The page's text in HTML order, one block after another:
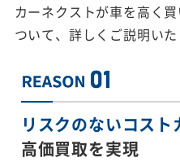
カーネクストが車を高く
ついて、詳しくご説明いた
リスクのないコスト
高価買取を実現